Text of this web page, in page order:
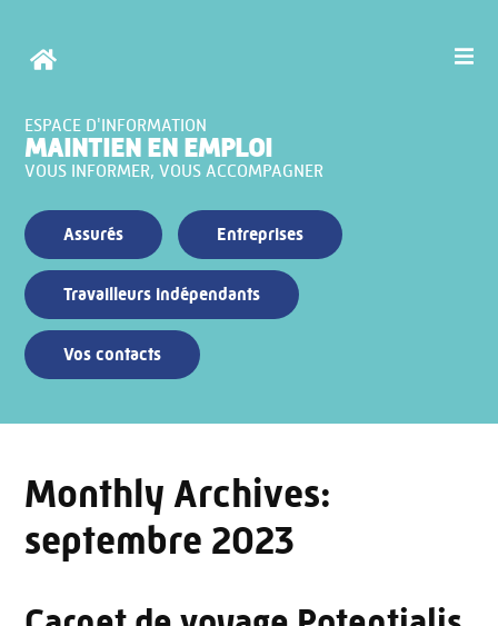
ESPACE D'INFORMATION
MAINTIEN EN EMPLOI
VOUS INFORMER, VOUS ACCOMPAGNER
Assurés Entreprises
Travailleurs indépendants
Vos contacts
Monthly Archives:
septembre 2023